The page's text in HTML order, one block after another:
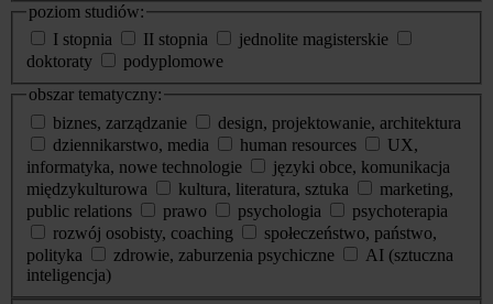
poziom studiów:
I stopnia
II stopnia
jednolite magisterskie
doktoraty
podyplomowe
obszar tematyczny:
biznes, zarządzanie
design, projektowanie, architektura
dziennikarstwo, media
human resources
UX,
informatyka, nowe technologie
języki obce, komunikacja
międzykulturowa
kultura, literatura, sztuka
marketing,
public relations
prawo psychologia
psychoterapia
rozwój osobisty, coaching
społeczeństwo, państwo,
polityka
zdrowie, zaburzenia psychiczne
AI (sztuczna
inteligencja)